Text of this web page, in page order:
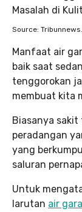
Source:
Manfaat air
baik saat
tenggorokan
membuat kita
Biasanya
peradangan
yang
saluran
Untuk
larutan air